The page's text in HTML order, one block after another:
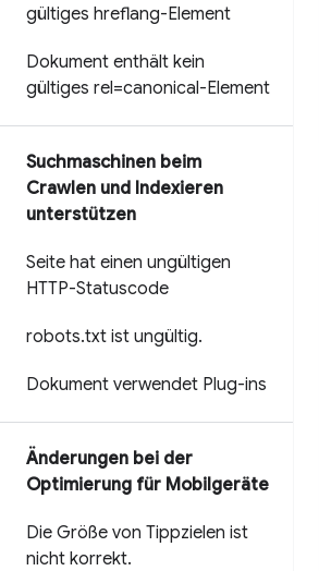
gültiges hreflang-Element
Dokument enthält kein
gültiges rel=canonical-Element
Suchmaschinen beim
Crawlen und Indexieren
unterstützen
Seite hat einen ungültigen
HTTP-Statuscode
robots.txt ist ungültig.
Dokument verwendet Plug-ins
Änderungen bei der
Optimierung für Mobilgeräte
Die Größe von Tippzielen ist
nicht korrekt.